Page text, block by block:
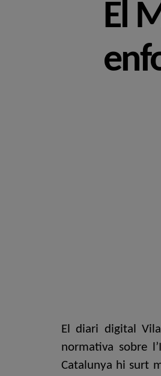
El
El diari digital
normativa sobre
Catalunya hi surt